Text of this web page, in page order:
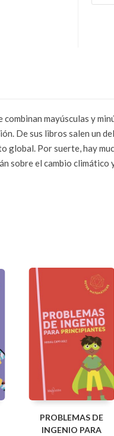
mayúsculas y
De sus libros salen un
global. Por suerte, hay
sobre el cambio
PROBLEMAS DE
INGENIO PARA